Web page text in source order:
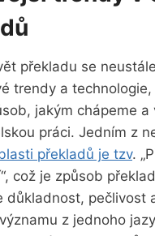
překladu se
trendy a
jakým chápeme a⁢
práci. ‌Jedním z
překladů je tzv.
což je způsob
důkladnost, pečlivost
z⁣ jednoho